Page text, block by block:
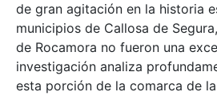
de gran agitación en la historia
municipios de Callosa de
de Rocamora no fueron una
investigación analiza
esta porción de la comarca de